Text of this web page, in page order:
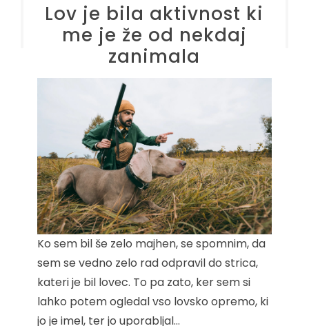
Lov je bila aktivnost ki
me je že od nekdaj
zanimala
Ko sem bil še zelo majhen, se spomnim, da
sem se vedno zelo rad odpravil do strica,
kateri je bil lovec. To pa zato, ker sem si
lahko potem ogledal vso lovsko opremo, ki
jo je imel, ter jo uporabljal…